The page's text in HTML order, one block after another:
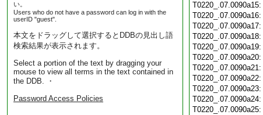
い。
Users who do not have a password can log in with the
userID "guest".
本文をドラッグして選択するとDDBの見出し語
検索結果が表示されます。
Select a portion of the text by dragging your
mouse to view all terms in the text contained in
the DDB. ・
Password Access Policies
T0220_.07.0090a15:
T0220_.07.0090a16:
T0220_.07.0090a17:
T0220_.07.0090a18:
T0220_.07.0090a19:
T0220_.07.0090a20:
T0220_.07.0090a21:
T0220_.07.0090a22:
T0220_.07.0090a23:
T0220_.07.0090a24:
T0220_.07.0090a25: